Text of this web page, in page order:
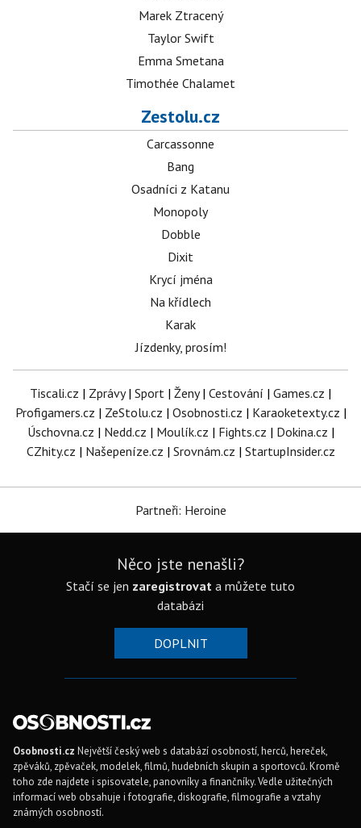
Marek Ztracený
Taylor Swift
Emma Smetana
Timothée Chalamet
Zestolu.cz
Carcassonne
Bang
Osadníci z Katanu
Monopoly
Dobble
Dixit
Krycí jména
Na křídlech
Karak
Jízdenky, prosím!
Tiscali.cz | Zprávy| Sport | Ženy| Cestování | Games.cz |
Profigamers.cz | ZeStolu.cz | Osobnosti.cz | Karaoketexty.cz |
Úschovna.cz | Nedd.cz | Moulík.cz | Fights.cz | Dokina.cz |
CZhity.cz | Našepeníze.cz | Srovnám.cz | StartupInsider.cz
Partneři: Heroine
Něco jste nenašli?
Stačí se jen zaregistrovat a můžete tuto
databázi
DOPLNIT
Osobnosti.cz Největší český web s databází osobností, herců, hereček,
zpěváků, zpěvaček, modelek, filmů, hudebních skupin a sportovců. Kromě
toho zde najdete i spisovatele, panovníky a finančníky. Vedle užitečných
informací web obsahuje i fotografie, diskografie, filmografie a vztahy
známých osobností.